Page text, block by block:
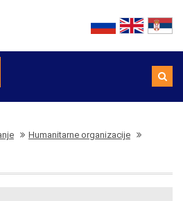
Humanitarne organizacije